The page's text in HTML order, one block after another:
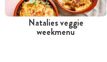
Natalies veggie
weekmenu